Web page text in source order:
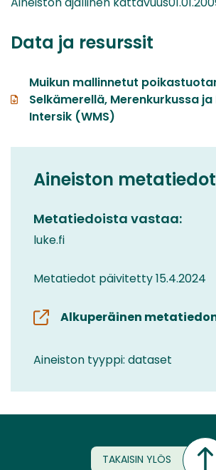
Data ja resurssit
Muikun mallinnetut
Selkämerellä, Merenkurkussa
Intersik (WMS)
Aineiston metatiedot
Metatiedoista vastaa:
luke.fi
Metatiedot päivitetty 15.4.2024
Alkuperäinen
Aineiston tyyppi: dataset
TAKAISIN YLÖS